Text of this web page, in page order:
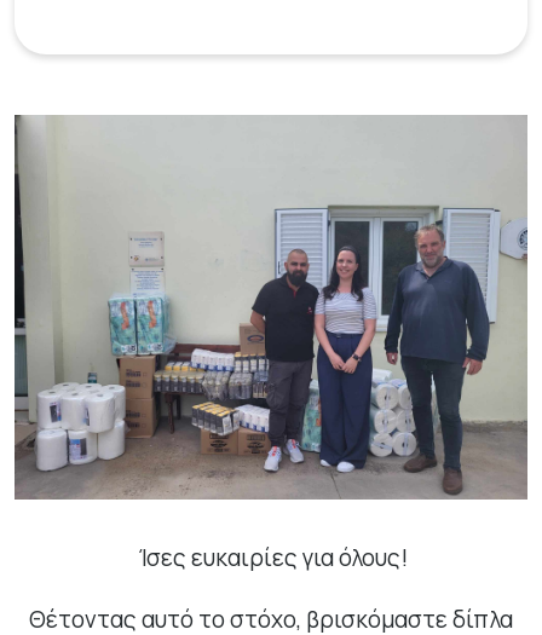
Ίσες ευκαιρίες για όλους!
Θέτοντας αυτό το στόχο, βρισκόμαστε δίπλα